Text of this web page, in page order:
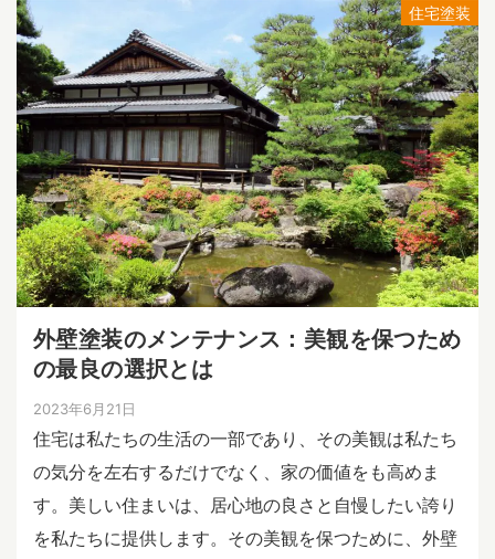
住宅塗装
外壁塗装のメンテナンス：美観を保つため
の最良の選択とは
2023年6月21日
住宅は私たちの生活の一部であり、その美観は私たち
の気分を左右するだけでなく、家の価値をも高めま
す。美しい住まいは、居心地の良さと自慢したい誇り
を私たちに提供します。その美観を保つために、外壁